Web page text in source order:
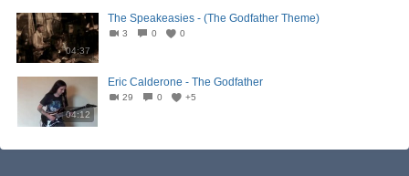
04:37
The Speakeasies - (The Godfather Theme)
3 0 0
04:12
Eric Calderone - The Godfather
29 0 +5